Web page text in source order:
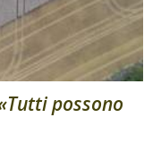
possono